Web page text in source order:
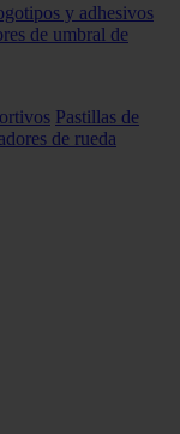
y adhesivos
de umbral de
Pastillas de
de rueda